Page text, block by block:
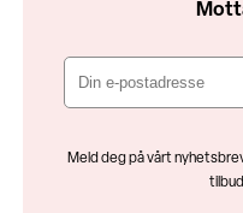
Meld deg på vårt